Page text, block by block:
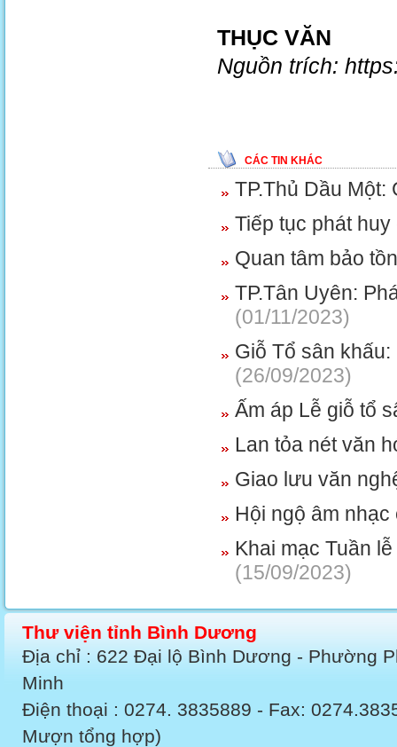
THỤC VĂN
Nguồn trích:
CÁC TIN KHÁC
TP.Thủ Dầu Một:
Tiếp tục phát
Quan tâm bảo
TP.Tân Uyên:
(01/11/2023)
Giỗ Tổ sân
(26/09/2023)
Ấm áp Lễ giỗ tổ
Lan tỏa nét văn
Giao lưu văn
Hội ngộ âm
Khai mạc Tuần
(15/09/2023)
Thư viện tỉnh Bình Dương
Địa chỉ : 622 Đại lộ Bình Dương - Phường
Minh
Điện thoại : 0274. 3835889 - Fax:
Mượn tổng hợp)